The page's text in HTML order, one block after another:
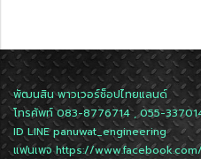
พัฒนสิน พาวเวอร์ช็อปไทยแลนด์
โทรศัพท์ 083-8776714 , 055-
ID LINEpanuwat_engineering
แฟนเพจhttps://www.facebook.com/